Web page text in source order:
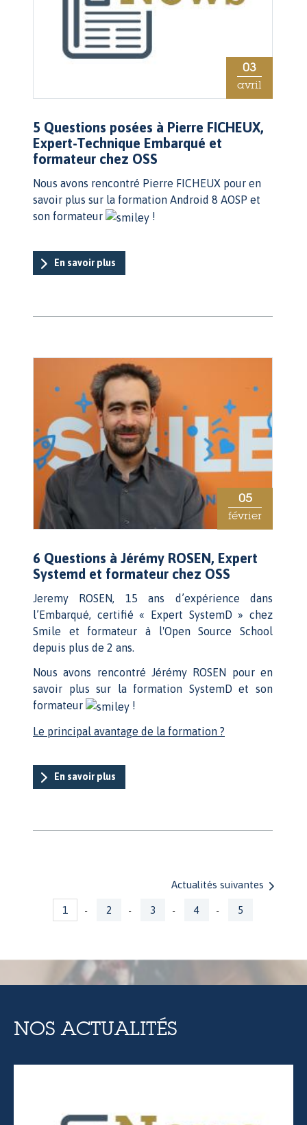
03
avril
5 Questions posées à Pierre FICHEUX,
Expert-Technique Embarqué et
formateur chez OSS
Nous avons rencontré Pierre FICHEUX pour en
savoir plus sur la formation Android 8 AOSP et
son formateur
!
En savoir plus
05
février
6 Questions à Jérémy ROSEN, Expert
Systemd et formateur chez OSS
Jeremy ROSEN, 15 ans d’expérience dans
l’Embarqué, certifié « Expert SystemD » chez
Smile et formateur à l'Open Source School
depuis plus de 2 ans.
Nous avons rencontré Jérémy ROSEN pour en
savoir plus sur la formation SystemD et son
formateur
!
Le principal avantage de la formation ?
En savoir plus
Pages
Actualités suivantes
1 - 2 - 3 - 4 - 5
NOS ACTUALITÉS